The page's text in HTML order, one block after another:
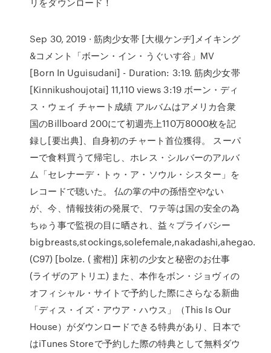
Sep 30, 2019 · 筋肉少女帯 [大槻ケンヂ]メイキング
&コメント「ボーン・イン・うぐいす谷」MV
[Born In Uguisudani] - Duration: 3:19. 筋肉少女帯
[Kinnikushoujotai] 11,110 views 3:19 ボーン・ディ
ス・ウェイ チャート成績 アルバムはアメリカ合衆
国のBillboard 200にて初週売上110万8000枚を記
録し[要出典]、自身初のチャート首位獲得。 スーパ
ーで食料買うて帰宅し、ホレス・シルバーのアルバ
ム「セレナーデ・トゥ・ア・ソウル・シスター」を
レコードで聴いた。 仏の掌の中の孫悟空やない
が、今、情報技術の発展で、ワテ等は国の安全の為
ちゅう事で監視の目に晒され、益々プライバシー
bigbreasts,stockings,solefemale,nakadashi,ahegao.
(C97) [bolze. ( 蜜柑)] 床初の少女と秘密のお仕事
(ライザのアトリエ) また、本作をボン・ジョヴィの
オフィシャル・サイトで予約した際にさらなる新曲
「ディス・イズ・アウア・ハウス」（This Is Our
House）がダウンロードできる特典があり、日本で
はiTunes Storeで予約した際の特典として無料ダウ